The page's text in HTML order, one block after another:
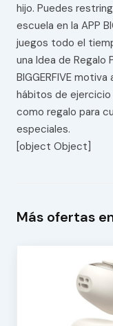
hijo. Puedes
escuela en la APP
juegos todo el
una Idea de Regalo
BIGGERFIVE
hábitos de ejercicio
como regalo para
especiales.
[object Object]
Más ofertas